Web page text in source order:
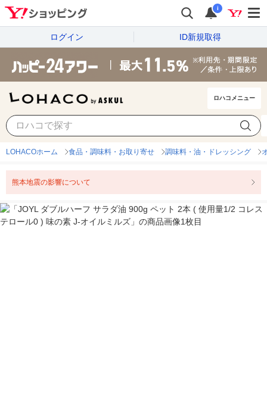
i
ログイン ID新規取得
ロハコメニュー
LOHACOホーム 食品・調味料・お取り寄せ 調味料・油・ドレッシング
熊本地震の影響について